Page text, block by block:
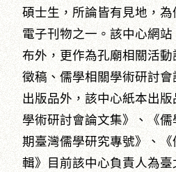
碩士生，所論皆有見地，
電子刊物之一。該中心網
布外，更作為孔廟相關活
徵稿、儒學相關學術研討
出版品外，該中心紙本出
學術研討會論文集》、《
期臺灣儒學研究專號》、
輯》目前該中心負責人為